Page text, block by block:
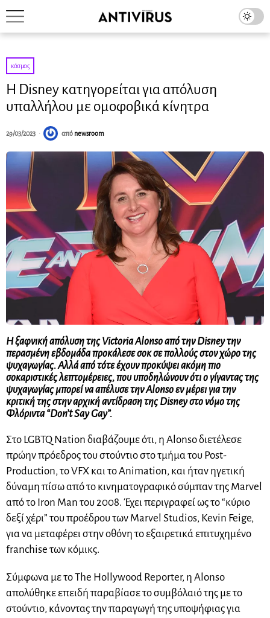
κόσμος
H Disney κατηγορείται για απόλυση
υπαλλήλου με ομοφοβικά κίνητρα
29/03/2023 από newsroom
Η ξαφνική απόλυση της Victoria Alonso από την Disney την
περασμένη εβδομάδα προκάλεσε σοκ σε πολλούς στον χώρο της
ψυχαγωγίας. Αλλά από τότε έχουν προκύψει ακόμη πιο
σοκαριστικές λεπτομέρειες, που υποδηλώνουν ότι ο γίγαντας της
ψυχαγωγίας μπορεί να απέλυσε την Alonso εν μέρει για την
κριτική της στην αρχική αντίδραση της Disney στο νόμο της
Φλόριντα “Don’t Say Gay”.
Στο LGBTQ Nation διαβάζουμε ότι, η Alonso διετέλεσε
πρώην πρόεδρος του στούντιο στο τμήμα του Post-
Production, το VFX και το Animation, και ήταν ηγετική
δύναμη πίσω από το κινηματογραφικό σύμπαν της Marvel
από το Iron Man του 2008. Έχει περιγραφεί ως το “κύριο
δεξί χέρι” του προέδρου των Marvel Studios, Kevin Feige,
για να μεταφέρει στην οθόνη το εξαιρετικά επιτυχημένο
franchise των κόμικς.
Σύμφωνα με το The Hollywood Reporter, η Alonso
απολύθηκε επειδή παραβίασε το συμβόλαιό της με το
στούντιο, κάνοντας την παραγωγή της υποψήφιας για